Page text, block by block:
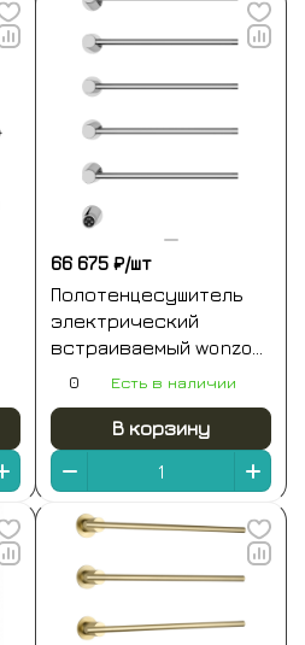
66 675 ₽/шт
Полотенцесушитель
электрический
встраиваемый wonzon
& woghand hamburg,
0 Есть в наличии
В корзину